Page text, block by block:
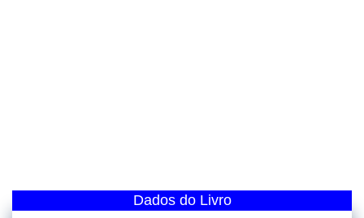
Dados do Livro